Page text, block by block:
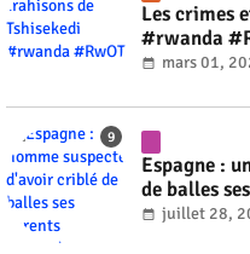
Les crimes
#rwanda
mars 01,
Espagne :
de balles
juillet 28,